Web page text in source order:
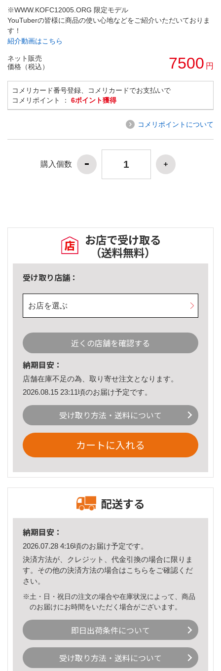
※WWW.KOFC12005.ORG 限定モデル
YouTuberの皆様に商品の使い心地などをご紹介いただいておりま
す！
紹介動画はこちら
ネット販売
価格（税込）
7500 円
コメリカード番号登録、コメリカードでお支払いで
コメリポイント ： 6ポイント獲得
コメリポイントについて
購入個数
お店で受け取る
（送料無料）
受け取り店舗：
お店を選ぶ
近くの店舗を確認する
納期目安：
店舗在庫不足の為、取り寄せ注文となります。
2026.08.15 23:11頃のお届け予定です。
受け取り方法・送料について
カートに入れる
配送する
納期目安：
2026.07.28 4:16頃のお届け予定です。
決済方法が、クレジット、代金引換の場合に限りま
す。その他の決済方法の場合はこちら をご確認くだ
さい。
※土・日・祝日の注文の場合や在庫状況によって、商品
のお届けにお時間をいただく場合がございます。
即日出荷条件について
受け取り方法・送料について